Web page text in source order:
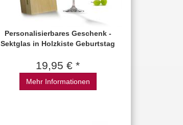
Personalisierbares Geschenk -
Sektglas in Holzkiste Geburtstag
19,95 € *
Mehr Informationen